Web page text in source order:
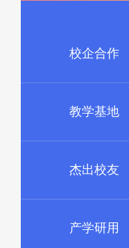
校企合作
教学基地
杰出校友
产学研用